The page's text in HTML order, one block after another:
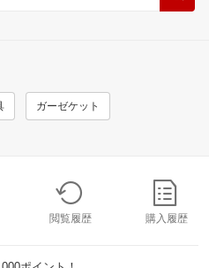
ガーゼケット
閲覧履歴 購入履歴